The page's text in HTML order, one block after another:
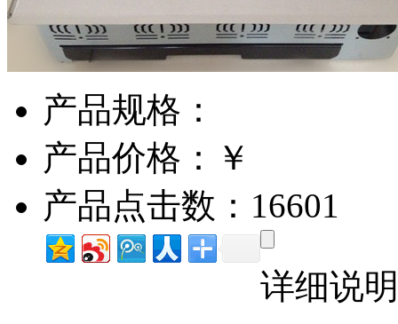
产品规格：
产品价格：￥
产品点击数：16601
详细说明